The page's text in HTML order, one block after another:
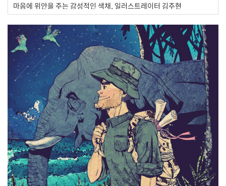
마음에 위안을 주는 감성적인 색채, 일러스트레이터 김주현